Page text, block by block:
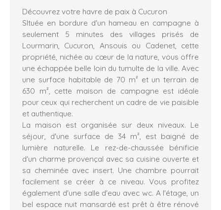
Découvrez votre havre de paix à Cucuron
SItuée en bordure d'un hameau en campagne à
seulement 5 minutes des villages prisés de
Lourmarin, Cucuron, Ansouis ou Cadenet, cette
propriété, nichée au cœur de la nature, vous offre
une échappée belle loin du tumulte de la ville. Avec
une surface habitable de 70 m² et un terrain de
630 m², cette maison de campagne est idéale
pour ceux qui recherchent un cadre de vie paisible
et authentique.
La maison est organisée sur deux niveaux. Le
séjour, d'une surface de 34 m², est baigné de
lumière naturelle. Le rez-de-chaussée bénificie
d'un charme provençal avec sa cuisine ouverte et
sa cheminée avec insert. Une chambre pourrait
facilement se créer à ce niveau. Vous profitez
également d'une salle d'eau avec wc. A l'étage, un
bel espace nuit mansardé est prêt à être rénové